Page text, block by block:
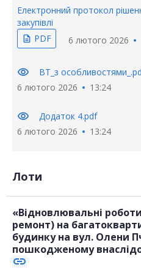
Електронний протокол
закупівлі
description PDF 6 лютого 2026
visibility
ВТ_з
6 лютого 2026
13:24
visibility
Додаток 4.pdf
6 лютого 2026
13:24
Лоти
«Відновлювальні
ремонт) на
будинку на вул. Олени
пошкодженому
link